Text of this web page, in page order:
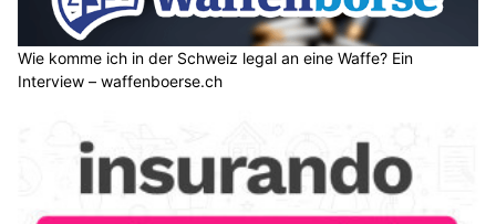
Wie komme ich in der Schweiz legal an eine Waffe? Ein
Interview – waffenboerse.ch